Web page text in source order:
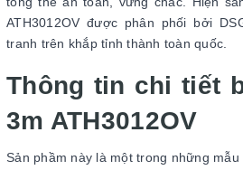
ATH3012OV được phân phối bởi
tranh trên khắp tỉnh thành toàn quốc.
Thông tin chi tiết
3m ATH3012OV
Sản phầm này là một trong những